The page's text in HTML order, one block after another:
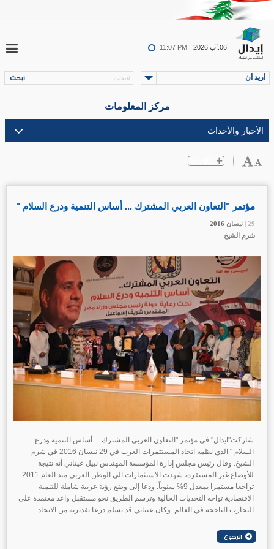
06.آب.2026 11:07 PM |
أريد أن
مركز المعلومات
29 | نيسان
مؤتمر "التعاون العربي المشترك ... أساس التنمية ودرع السلام "
29 | نيسان
شرم الشيخ
29 | نيسان
شاركت"ايدال" في مؤتمر "التعاون العربي المشترك ... أساس التنمية ودرع
السلام " الذي نظمه اتحاد المستثمرات العرب في 29 نيسان 2016 في شرم
الشيخ. وقال رئيس مجلس إدارة المؤسسة المهندس نبيل عيتاني أنه نتيجة
للأوضاع غير المستقرة، شهدت الاستثمارات الى الوطن العربي منذ العام 2011
تراجعا مستمرا بمعدل 9% سنوياً. ودعا إلى وضع رؤية عربية شاملة للتنمية
الاقتصادية تواجه التحديات الحالية وترسم الطريق نحو مستقبل واعد معتمدة على
التجارب الناجحة في العالم. وكان عيتاني قد تسلم درعا تقديرية من الاتحاد.